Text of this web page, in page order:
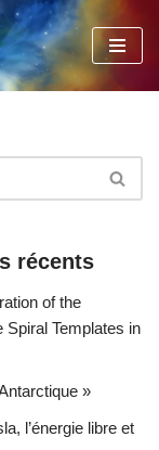
récents
of the
Spiral Templates in
»
l’énergie libre et